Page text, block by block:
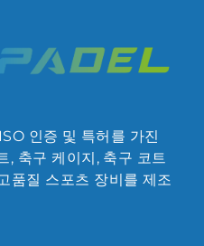
인증 및 특허를 가진
, 축구 케이지, 축구 코트
품질 스포츠 장비를 제조